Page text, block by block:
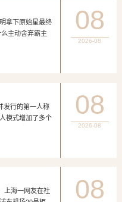
下原始星最终
主动舍弃霸主
08
2026-08
行的第一人称
模式增加了多个
08
2026-08
海一网友在社
08